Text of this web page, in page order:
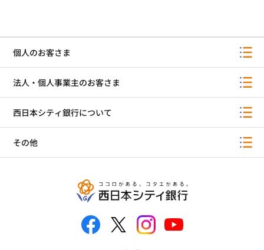
個人のお客さま
法人・個人事業主のお客さま
西日本シティ銀行について
その他